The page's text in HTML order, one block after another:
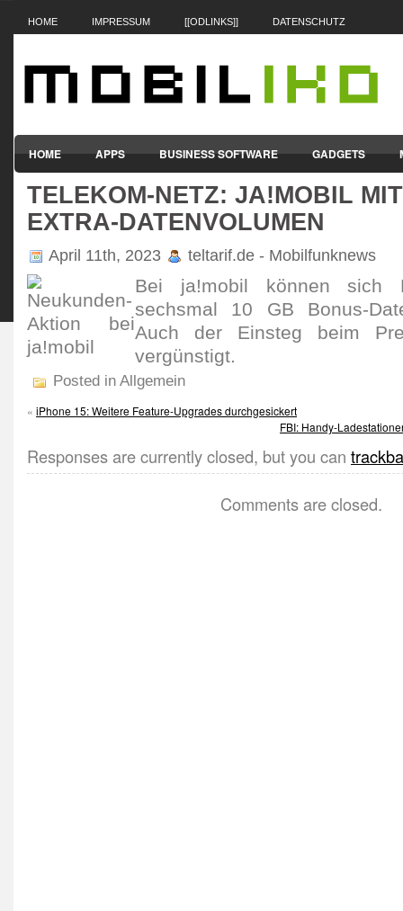
HOME IMPRESSUM [[ODLINKS]] DATENSCHUTZ
HOME APPS BUSINESS SOFTWARE GADGETS
SMARTPHONES & HANDYS TABLET-PCS VERTRÄGE &
TELEKOM-NETZ: JA!MOBIL
EXTRA-DATENVOLUMEN
April 11th, 2023 teltarif.de - Mobilfunknews
Bei ja!mobil können sich
sechsmal 10 GB Bonus-
Auch der Einsteg beim
vergüns­tigt.
Posted in Allgemein
« iPhone 15: Weitere Feature-Upgrades durchgesickert
FBI: Handy-
Responses are currently closed, but you can
Comments are closed.